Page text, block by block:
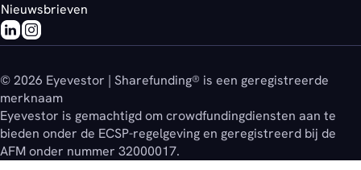
Nieuwsbrieven
© 2026 Eyevestor | Sharefunding® is een geregistreerde
merknaam
Eyevestor is gemachtigd om crowdfundingdiensten aan te
bieden onder de ECSP-regelgeving en geregistreerd bij de
AFM onder nummer 32000017.